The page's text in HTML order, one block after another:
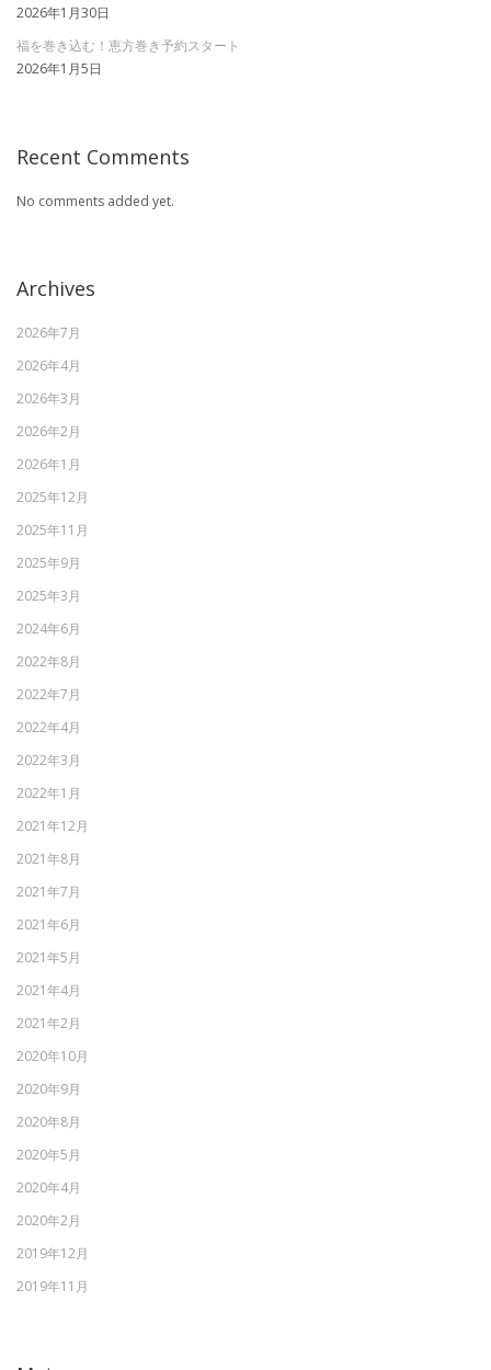
2026年1月30日
福を巻き込む！恵方巻き予約スタート
2026年1月5日
Recent Comments
No comments added yet.
Archives
2026年7月
2026年4月
2026年3月
2026年2月
2026年1月
2025年12月
2025年11月
2025年9月
2025年3月
2024年6月
2022年8月
2022年7月
2022年4月
2022年3月
2022年1月
2021年12月
2021年8月
2021年7月
2021年6月
2021年5月
2021年4月
2021年2月
2020年10月
2020年9月
2020年8月
2020年5月
2020年4月
2020年2月
2019年12月
2019年11月